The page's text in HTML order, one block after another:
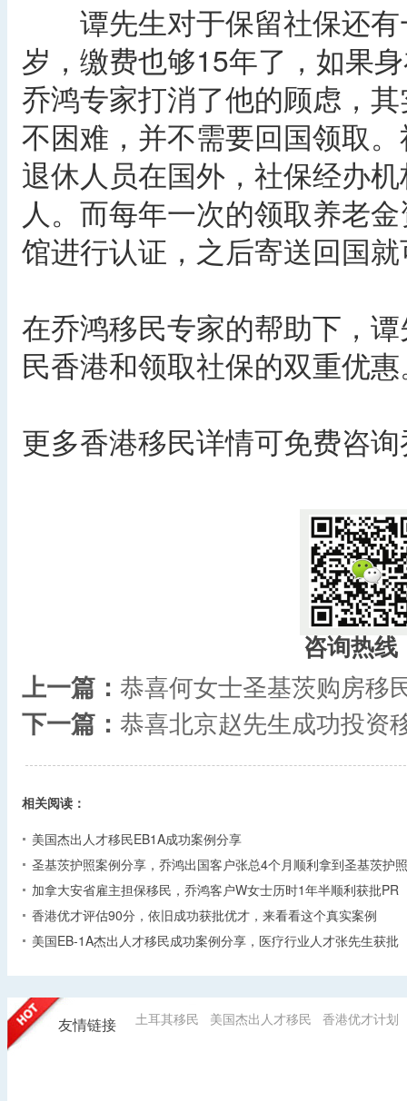
谭先生对于保留社保还有
岁，缴费也够15年了，如果
乔鸿专家打消了他的顾虑，
不困难，并不需要回国领取
退休人员在国外，社保经办
人。而每年一次的领取养老
馆进行认证，之后寄送回国
在乔鸿移民专家的帮助下，
民香港和领取社保的双重优
更多香港移民详情可免费咨
咨询热线
上一篇： 恭喜何女士圣基茨购房移
下一篇： 恭喜北京赵先生成功投资
相关阅读：
美国杰出人才移民EB1A成功案例分享
圣基茨护照案例分享，乔鸿出国客户张总4个月顺利拿到圣基茨护照
加拿大安省雇主担保移民，乔鸿客户W女士历时1年半顺利获批PR
香港优才评估90分，依旧成功获批优才，来看看这个真实案例
美国EB-1A杰出人才移民成功案例分享，医疗行业人才张先生获批
友情链接 土耳其移民 美国杰出人才移民 香港优才计划